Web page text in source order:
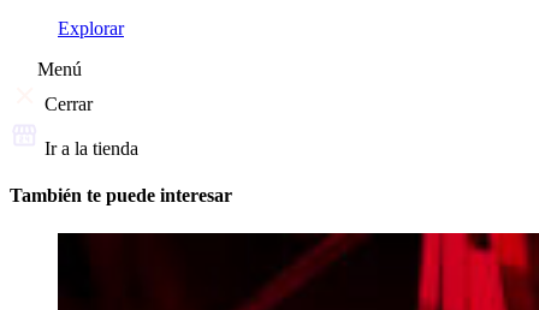
Explorar
Menú
Cerrar
Ir a la tienda
También te puede interesar